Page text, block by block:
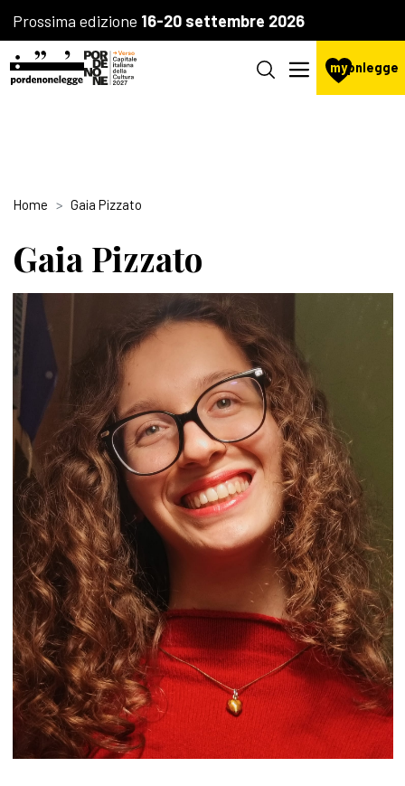
Prossima edizione 16-20 settembre 2026
mypnlegge
Home Gaia Pizzato
Gaia Pizzato